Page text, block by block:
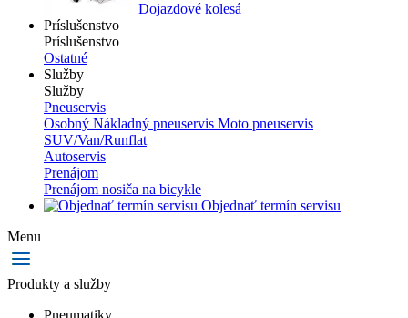
Dojazdové kolesá
Príslušenstvo
Príslušenstvo
Ostatné
Služby
Služby
Pneuservis
Osobný Nákladný pneuservis Moto pneuservis
SUV/Van/Runflat
Autoservis
Prenájom
Prenájom nosiča na bicykle
Objednať termín servisu
Menu
Produkty a služby